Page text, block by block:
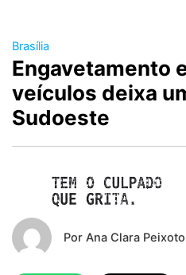
Brasília
Engavetamento
veículos deixa
Sudoeste
Por Ana Clara Peixoto